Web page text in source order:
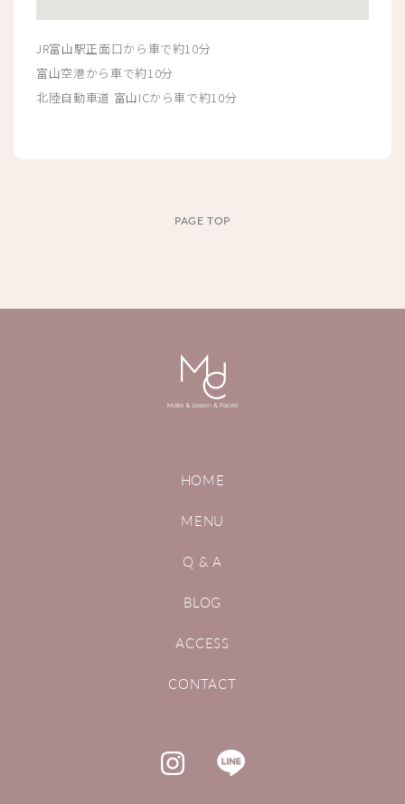
JR富山駅正面口から車で約10分
富山空港から車で約10分
北陸自動車道 富山ICから車で約10分
PAGE TOP
HOME
MENU
Q & A
BLOG
ACCESS
CONTACT